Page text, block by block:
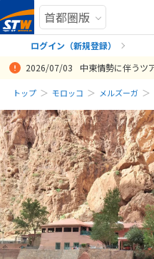
ログイン（新規登録）
まだ履歴
まだ登
2026/07/03 中東情勢に伴うツ
トップ モロッコ メルズーガ